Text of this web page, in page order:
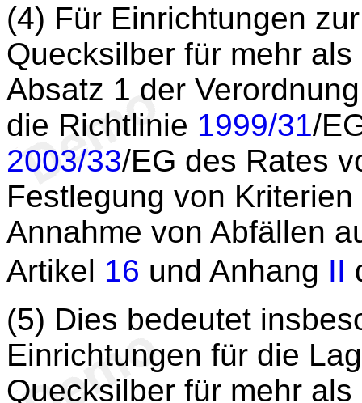
(4) Für Einrichtungen
Quecksilber für mehr
Absatz 1 der
die Richtlinie 1999/31/
2003/33/EG des Rates
Festlegung von
Annahme von Abfällen
Artikel 16 und Anhang II
(5) Dies bedeutet
Einrichtungen für die
Quecksilber für mehr